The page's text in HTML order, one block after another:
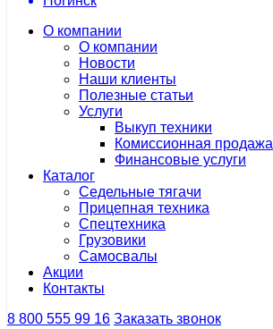
О компании
О компании
Новости
Наши клиенты
Полезные статьи
Услуги
Выкуп техники
Комиссионная продажа
Финансовые услуги
Каталог
Седельные тягачи
Прицепная техника
Спецтехника
Грузовики
Самосвалы
Акции
Контакты
8 800 555 99 16 Заказать звонок